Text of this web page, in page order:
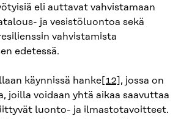
eli auttavat vahvistamaan
ja vesistöluontoa sekä
vahvistamista
edetessä.
käynnissä hanke[12] , jossa on
joilla voidaan yhtä aikaa saavuttaa
luonto- ja ilmastotavoitteet.